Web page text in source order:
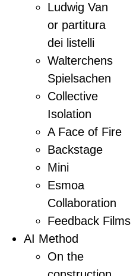
Ludwig Van
or partitura
dei listelli
Walterchens
Spielsachen
Collective
Isolation
A Face of Fire
Backstage
Mini
Esmoa
Collaboration
Feedback Films
AI Method
On the